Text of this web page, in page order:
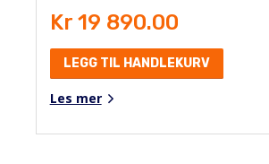
Kr 19 890.00
LEGG TIL HANDLEKURV
Les mer